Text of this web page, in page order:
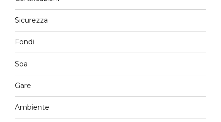
Sicurezza
Fondi
Soa
Gare
Ambiente